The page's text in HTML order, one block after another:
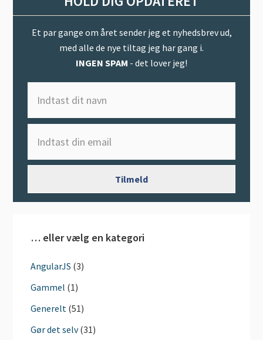
Et par gange om året sender jeg et nyhedsbrev ud,
med alle de nye tiltag jeg har gang i.
INGEN SPAM - det lover jeg!
… eller vælg en kategori
AngularJS (3)
Gammel (1)
Generelt (51)
Gør det selv(31)